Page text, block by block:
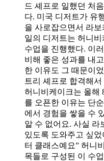
드 셰프로 일했던 처
다. 미국 디저트가 유
을 사로잡으면서 라
일의 디저트는 허니
수업을 진행했다. 이
비해 좋은 성과를 내
한 이유도 그 때문이
트리 셰프로 합격해
허니비케이크는 올해
를 오픈한 이유는 단
에서 경험을 쌓을 수
알 수 없어요. 사실 라
있도록 도와주고 싶
터 클래스예요” 허니
목들로 구성된 이 수